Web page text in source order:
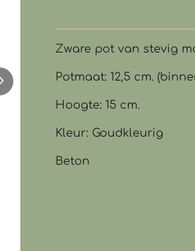
Zware pot van stevig
Potmaat: 12,5 cm.
Hoogte: 15 cm.
Kleur: Goudkleurig
Beton